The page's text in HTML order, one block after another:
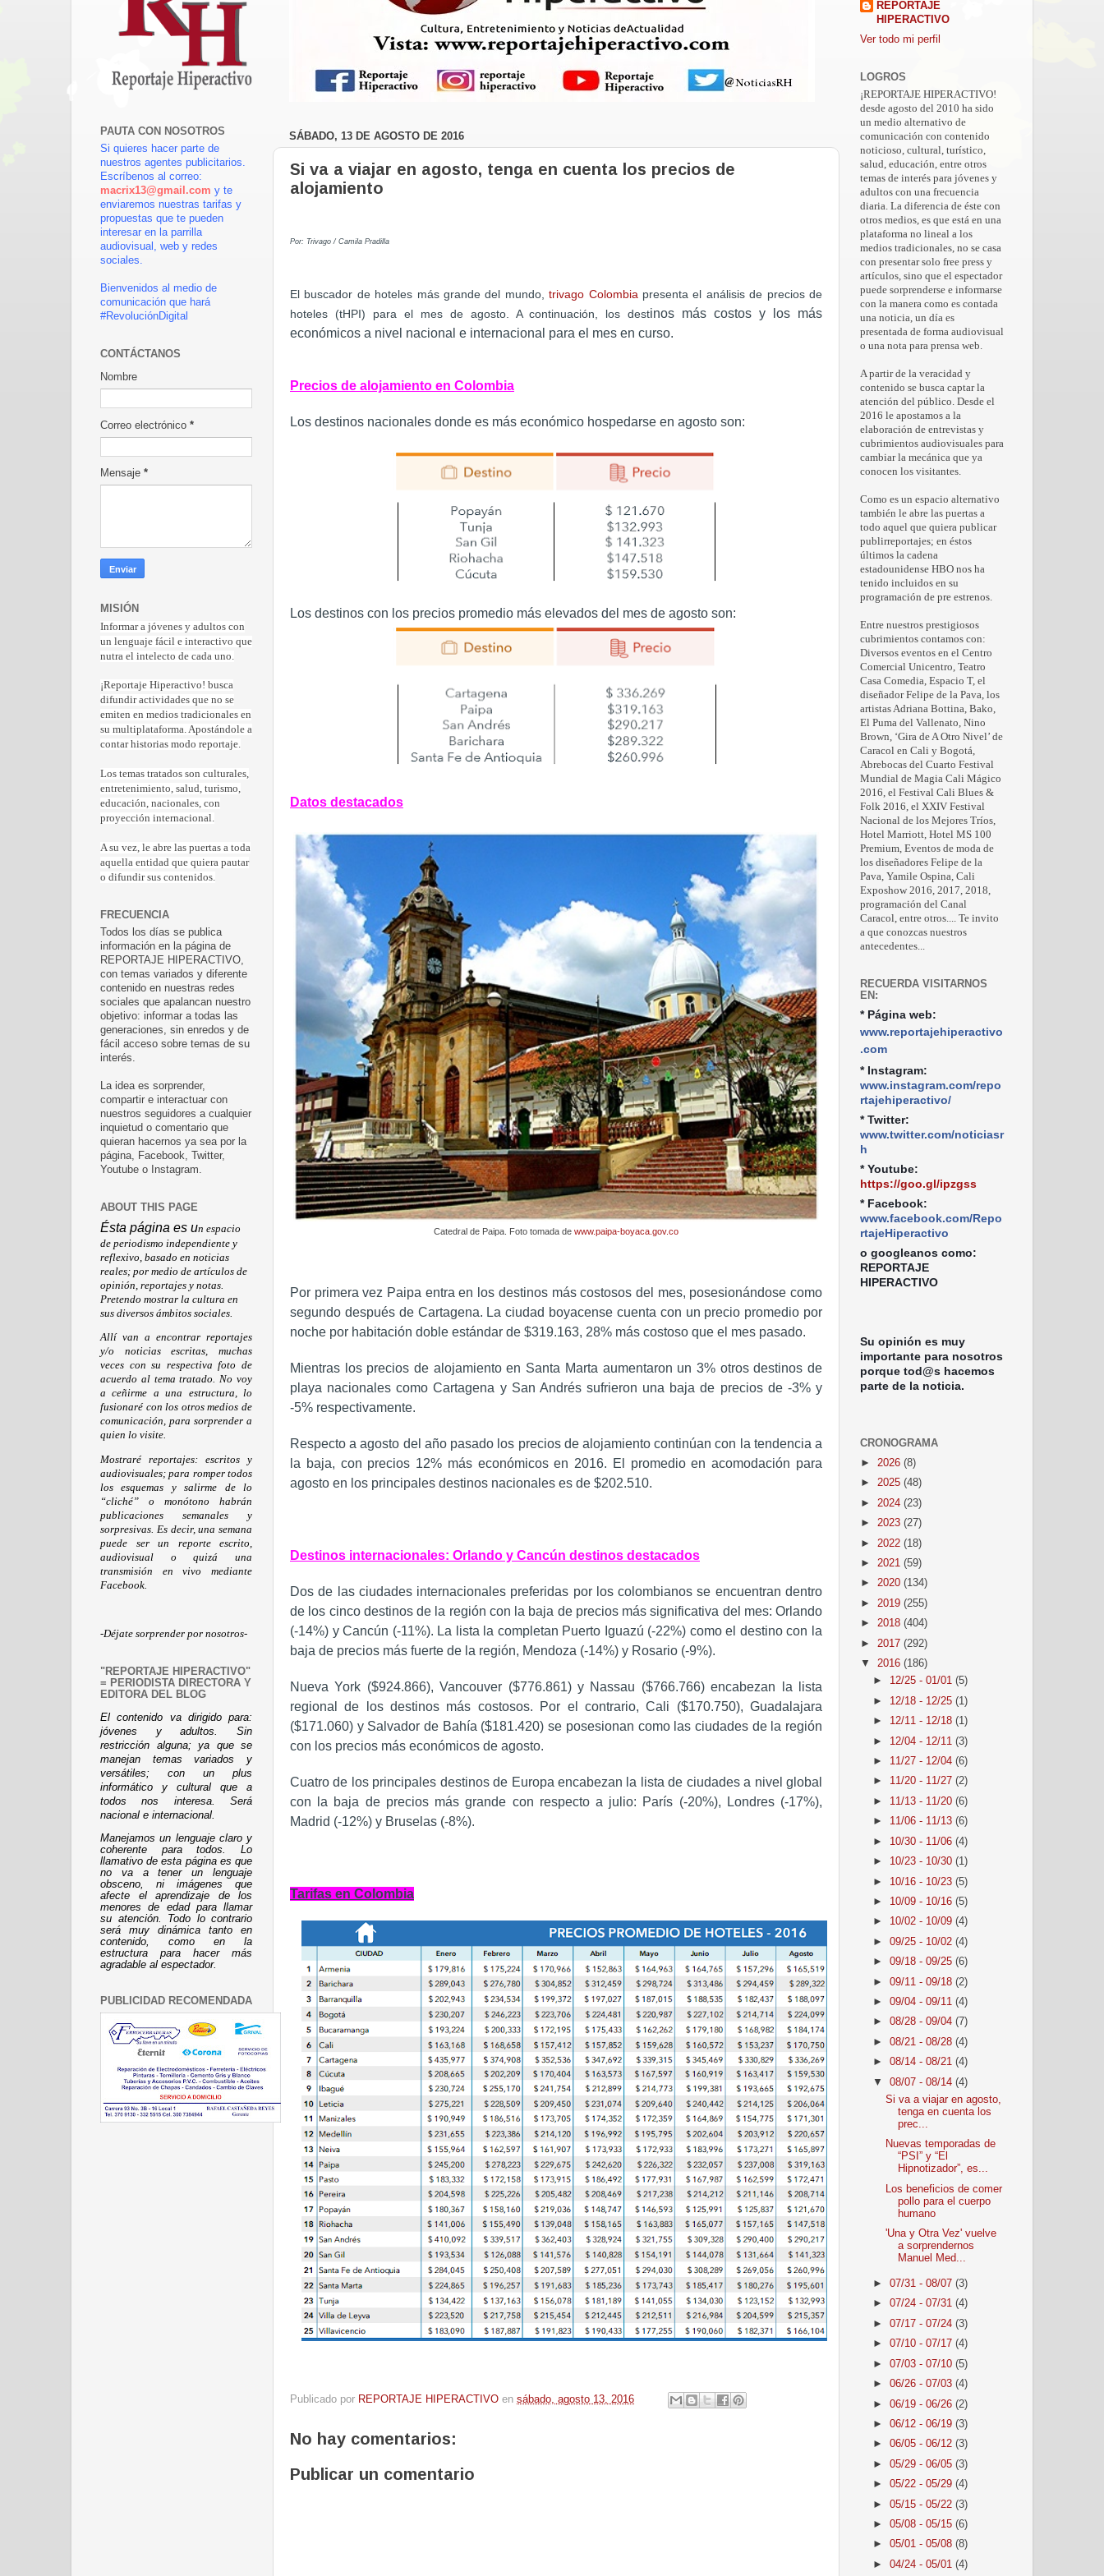
SÁBADO, 13 DE AGOSTO DE 2016
Si va a viajar en agosto, tenga en cuenta los precios de
alojamiento
Por: Trivago / Camila Pradilla
El buscador de hoteles más grande del mundo,trivago Colombia presenta el análisis de precios de
hoteles (tHPI) para el mes de agosto. A continuación, los destinos más costos y los más
económicos a nivel nacional e internacional para el mes en curso.
Precios de alojamiento en Colombia
Los destinos nacionales donde es más económico hospedarse en agosto son:
Los destinos con los precios promedio más elevados del mes de agosto son:
Datos destacados
Catedral de Paipa. Foto tomada de www.paipa-boyaca.gov.co
Por primera vez Paipa entra en los destinos más costosos del mes, posesionándose como
segundo después de Cartagena. La ciudad boyacense cuenta con un precio promedio por
noche por habitación doble estándar de $319.163, 28% más costoso que el mes pasado.
Mientras los precios de alojamiento en Santa Marta aumentaron un 3% otros destinos de
playa nacionales como Cartagena y San Andrés sufrieron una baja de precios de -3% y
-5% respectivamente.
Respecto a agosto del año pasado los precios de alojamiento continúan con la tendencia a
la baja, con precios 12% más económicos en 2016. El promedio en acomodación para
agosto en los principales destinos nacionales es de $202.510.
Destinos internacionales: Orlando y Cancún destinos destacados
Dos de las ciudades internacionales preferidas por los colombianos se encuentran dentro
de los cinco destinos de la región con la baja de precios más significativa del mes: Orlando
(-14%) y Cancún (-11%). La lista la completan Puerto Iguazú (-22%) como el destino con la
baja de precios más fuerte de la región, Mendoza (-14%) y Rosario (-9%).
Nueva York ($924.866), Vancouver ($776.861) y Nassau ($766.766) encabezan la lista
regional de los destinos más costosos. Por el contrario, Cali ($170.750), Guadalajara
($171.060) y Salvador de Bahía ($181.420) se posesionan como las ciudades de la región
con los precios más económicos de agosto.
Cuatro de los principales destinos de Europa encabezan la lista de ciudades a nivel global
con la baja de precios más grande con respecto a julio: París (-20%), Londres (-17%),
Madrid (-12%) y Bruselas (-8%).
Tarifas en Colombia
Publicado por REPORTAJE HIPERACTIVO en sábado, agosto 13, 2016
No hay comentarios:
Publicar un comentario
PAUTA CON NOSOTROS
Si quieres hacer parte de
nuestros agentes publicitarios.
Escríbenos al correo:
macrix13@gmail.com y te
enviaremos nuestras tarifas y
propuestas que te pueden
interesar en la parrilla
audiovisual, web y redes
sociales.
Bienvenidos al medio de
comunicación que hará
#RevoluciónDigital
CONTÁCTANOS
Nombre
Correo electrónico *
Mensaje *
MISIÓN
Informar a jóvenes y adultos con
un lenguaje fácil e interactivo que
nutra el intelecto de cada uno.
¡Reportaje Hiperactivo! busca
difundir actividades que no se
emiten en medios tradicionales en
su multiplataforma. Apostándole a
contar historias modo reportaje.
Los temas tratados son culturales,
entretenimiento, salud, turismo,
educación, nacionales, con
proyección internacional.
A su vez, le abre las puertas a toda
aquella entidad que quiera pautar
o difundir sus contenidos.
FRECUENCIA
Todos los días se publica
información en la página de
REPORTAJE HIPERACTIVO,
con temas variados y diferente
contenido en nuestras redes
sociales que apalancan nuestro
objetivo: informar a todas las
generaciones, sin enredos y de
fácil acceso sobre temas de su
interés.
La idea es sorprender,
compartir e interactuar con
nuestros seguidores a cualquier
inquietud o comentario que
quieran hacernos ya sea por la
página, Facebook, Twitter,
Youtube o Instagram.
ABOUT THIS PAGE
Ésta página es un espacio
de periodismo independiente y
reflexivo, basado en noticias
reales; por medio de artículos de
opinión, reportajes y notas.
Pretendo mostrar la cultura en
sus diversos ámbitos sociales.
Allí van a encontrar reportajes
y/o noticias escritas, muchas
veces con su respectiva foto de
acuerdo al tema tratado. No voy
a ceñirme a una estructura, lo
fusionaré con los otros medios de
comunicación, para sorprender a
quien lo visite.
Mostraré reportajes: escritos y
audiovisuales; para romper todos
los esquemas y salirme de lo
“cliché” o monótono habrán
publicaciones semanales y
sorpresivas. Es decir, una semana
puede ser un reporte escrito,
audiovisual o quizá una
transmisión en vivo mediante
Facebook.
-Déjate sorprender por nosotros-
"REPORTAJE HIPERACTIVO"
= PERIODISTA DIRECTORA Y
EDITORA DEL BLOG
El contenido va dirigido para:
jóvenes y adultos. Sin
restricción alguna; ya que se
manejan temas variados y
versátiles; con un plus
informático y cultural que a
todos nos interesa. Será
nacional e internacional.
Manejamos un lenguaje claro y
coherente para todos. Lo
llamativo de esta página es que
no va a tener un lenguaje
obsceno, ni imágenes que
afecte el aprendizaje de los
menores de edad para llamar
su atención. Todo lo contrario
será muy dinámica tanto en
contenido, como en la
estructura para hacer más
agradable al espectador.
PUBLICIDAD RECOMENDADA
REPORTAJE
HIPERACTIVO
Ver todo mi perfil
LOGROS
¡REPORTAJE HIPERACTIVO!
desde agosto del 2010 ha sido
un medio alternativo de
comunicación con contenido
noticioso, cultural, turístico,
salud, educación, entre otros
temas de interés para jóvenes y
adultos con una frecuencia
diaria. La diferencia de éste con
otros medios, es que está en una
plataforma no lineal a los
medios tradicionales, no se casa
con presentar solo free press y
artículos, sino que el espectador
puede sorprenderse e informarse
con la manera como es contada
una noticia, un día es
presentada de forma audiovisual
o una nota para prensa web.
A partir de la veracidad y
contenido se busca captar la
atención del público. Desde el
2016 le apostamos a la
elaboración de entrevistas y
cubrimientos audiovisuales para
cambiar la mecánica que ya
conocen los visitantes.
Como es un espacio alternativo
también le abre las puertas a
todo aquel que quiera publicar
publirreportajes; en éstos
últimos la cadena
estadounidense HBO nos ha
tenido incluidos en su
programación de pre estrenos.
Entre nuestros prestigiosos
cubrimientos contamos con:
Diversos eventos en el Centro
Comercial Unicentro, Teatro
Casa Comedia, Espacio T, el
diseñador Felipe de la Pava, los
artistas Adriana Bottina, Bako,
El Puma del Vallenato, Nino
Brown, ‘Gira de A Otro Nivel’ de
Caracol en Cali y Bogotá,
Abrebocas del Cuarto Festival
Mundial de Magia Cali Mágico
2016, el Festival Cali Blues &
Folk 2016, el XXIV Festival
Nacional de los Mejores Tríos,
Hotel Marriott, Hotel MS 100
Premium, Eventos de moda de
los diseñadores Felipe de la
Pava, Yamile Ospina, Cali
Exposhow 2016, 2017, 2018,
programación del Canal
Caracol, entre otros.... Te invito
a que conozcas nuestros
antecedentes...
RECUERDA VISITARNOS
EN:
* Página web:
www.reportajehiperactivo
.com
* Instagram:
www.instagram.com/repo
rtajehiperactivo/
* Twitter:
www.twitter.com/noticiasr
h
* Youtube:
https://goo.gl/ipzgss
* Facebook:
www.facebook.com/Repo
rtajeHiperactivo
o googleanos como:
REPORTAJE
HIPERACTIVO
Su opinión es muy
importante para nosotros
porque tod@s hacemos
parte de la noticia.
CRONOGRAMA
► 2026 (8)
► 2025 (48)
► 2024 (23)
► 2023 (27)
► 2022 (18)
► 2021 (59)
► 2020 (134)
► 2019 (255)
► 2018 (404)
► 2017 (292)
▼ 2016 (186)
► 12/25 - 01/01(5)
► 12/18 - 12/25(1)
► 12/11 - 12/18(1)
► 12/04 - 12/11(3)
► 11/27 - 12/04(6)
► 11/20 - 11/27(2)
► 11/13 - 11/20(6)
► 11/06 - 11/13(6)
► 10/30 - 11/06(4)
► 10/23 - 10/30(1)
► 10/16 - 10/23(5)
► 10/09 - 10/16(5)
► 10/02 - 10/09(4)
►09/25 - 10/02(4)
►09/18 - 09/25(6)
►09/11 - 09/18(2)
►09/04 - 09/11(4)
►08/28 - 09/04(7)
►08/21 - 08/28(4)
►08/14 - 08/21(4)
▼08/07 - 08/14(4)
Si va a viajar en agosto,
tenga en cuenta los
prec...
Nuevas temporadas de
“PSI” y “El
Hipnotizador”, es...
Los beneficios de comer
pollo para el cuerpo
humano
'Una y Otra Vez' vuelve
a sorprendernos
Manuel Med...
►07/31 - 08/07(3)
►07/24 - 07/31(4)
►07/17 - 07/24(3)
►07/10 - 07/17(4)
►07/03 - 07/10(5)
►06/26 - 07/03(4)
►06/19 - 06/26(2)
►06/12 - 06/19(3)
►06/05 - 06/12(3)
►05/29 - 06/05(3)
►05/22 - 05/29(4)
►05/15 - 05/22(3)
►05/08 - 05/15(6)
►05/01 - 05/08(8)
►04/24 - 05/01(4)